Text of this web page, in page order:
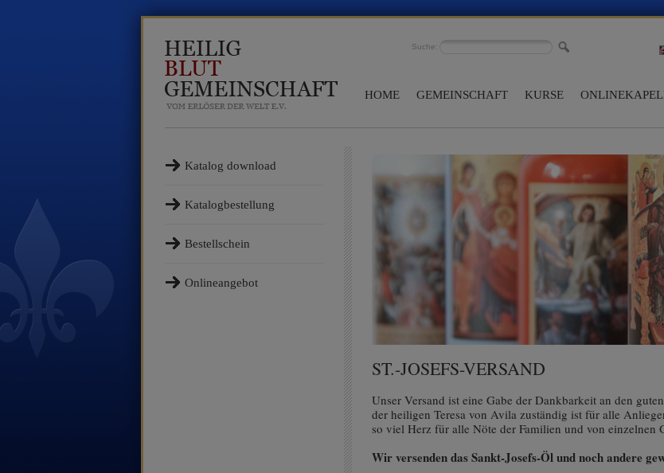
Suche:
HOME GEMEINSCHAFT KURSE
Katalog download
Katalogbestellung
Bestellschein
Onlineangebot
ST.-JOSEFS-VERSAND
Unser Versand ist eine Gabe der Dankbarkeit an den
der heiligen Teresa von Avila zuständig ist für alle
so viel Herz für alle Nöte der Familien und von einzelnen
Wir versenden das Sankt-Josefs-Öl und noch andere